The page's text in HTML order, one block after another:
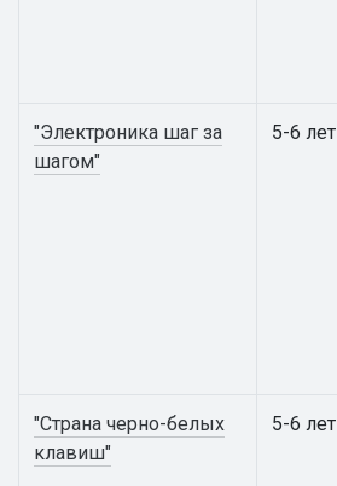
"Электроника шаг за
шагом"
5-6 лет
"Страна черно-белых
клавиш"
5-6 лет